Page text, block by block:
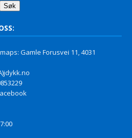
Søk
Gamle Forusvei 11, 4031